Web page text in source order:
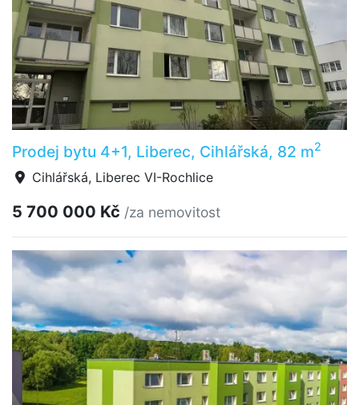
Prodej bytu 4+1, Liberec, Cihlářská, 82 m2
Cihlářská, Liberec VI-Rochlice
5 700 000 Kč /za nemovitost